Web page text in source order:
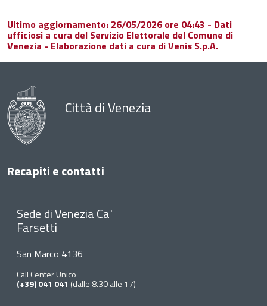
Ultimo aggiornamento: 26/05/2026 ore 04:43 - Dati
ufficiosi a cura del Servizio Elettorale del Comune di
Venezia - Elaborazione dati a cura di Venis S.p.A.
Città di Venezia
Recapiti e contatti
Sede di Venezia Ca'
Farsetti
San Marco 4136
Call Center Unico
(+39) 041 041 (dalle 8.30 alle 17)